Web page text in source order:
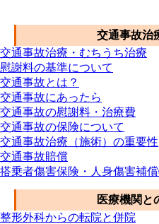
交通事故治
交通事故治療・むちうち治療
慰謝料の基準について
交通事故とは？
交通事故にあったら
交通事故の慰謝料・治療費
交通事故の保険について
交通事故治療（施術）の重要性
交通事故賠償
搭乗者傷害保険・人身傷害補
医療機関と
整形外科からの転院と併院